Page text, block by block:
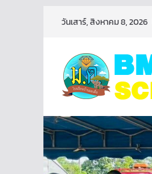
วันเสาร์, สิงหาคม 8, 2026